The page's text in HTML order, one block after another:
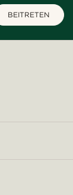
BEITRETEN